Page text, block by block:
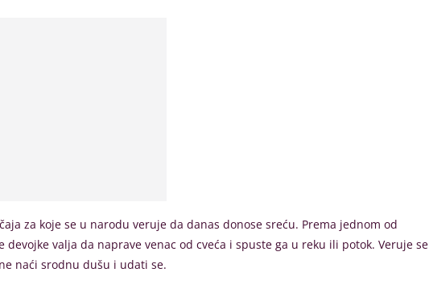
za koje se u narodu veruje da danas donose sreću. Prema jednom od
devojke valja da naprave venac od cveća i spuste ga u reku ili potok. Veruje se
naći srodnu dušu i udati se.